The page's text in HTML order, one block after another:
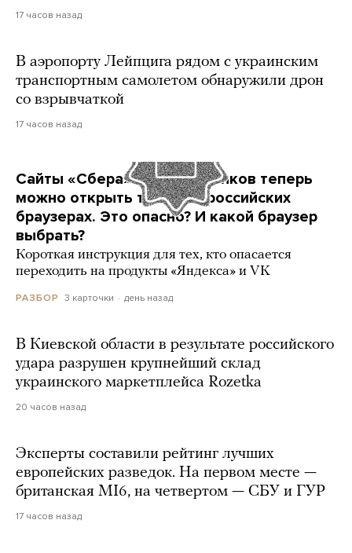
17 часов назад
В аэропорту Лейпцига рядом с украинским
транспортным самолетом обнаружили дрон
со взрывчаткой
17 часов назад
Сайты «Сбера» и других банков теперь
можно открыть только в российских
браузерах. Это опасно? И какой браузер
выбрать?
Короткая инструкция для тех, кто опасается
переходить на продукты «Яндекса» и VK
РАЗБОР 3 карточки день назад
В Киевской области в результате российского
удара разрушен крупнейший склад
украинского маркетплейса Rozetka
20 часов назад
Эксперты составили рейтинг лучших
европейских разведок. На первом месте —
британская MI6, на четвертом — СБУ и ГУР
17 часов назад